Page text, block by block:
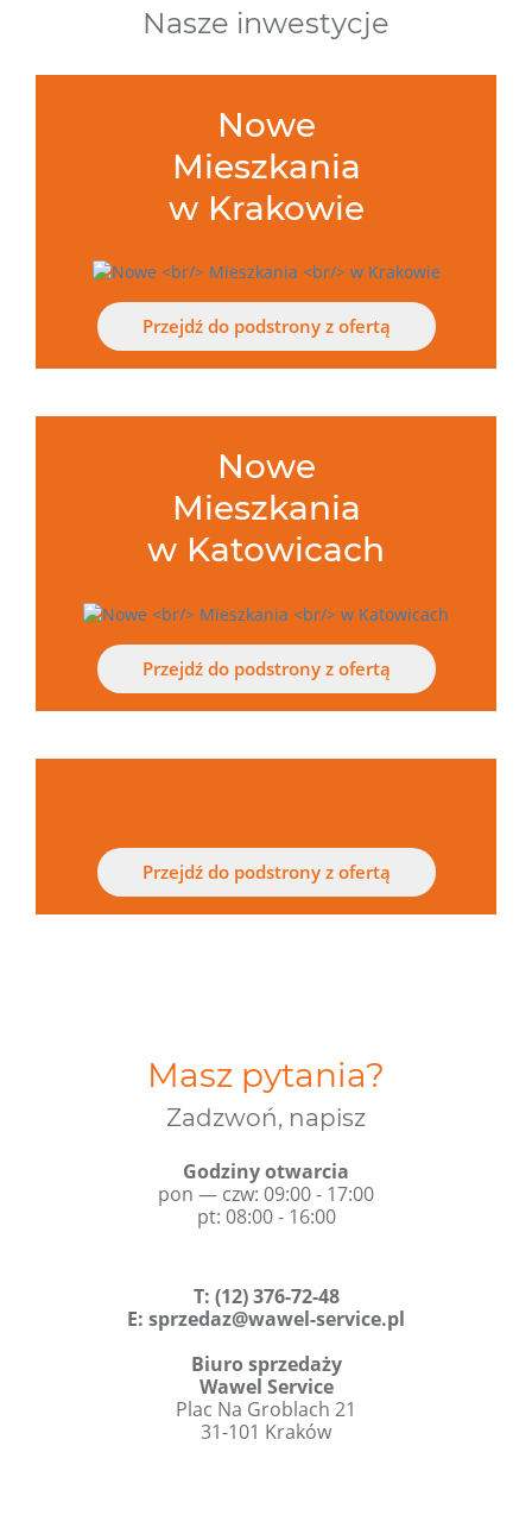
Nasze inwestycje
Nowe
Mieszkania
w Krakowie
Przejdź do podstrony z ofertą
Nowe
Mieszkania
w Katowicach
Przejdź do podstrony z ofertą
Przejdź do podstrony z ofertą
Masz pytania?
Zadzwoń, napisz
Godziny otwarcia
pon — czw: 09:00 - 17:00
pt: 08:00 - 16:00
T: (12) 376-72-48
E: sprzedaz@wawel-service.pl
Biuro sprzedaży
Wawel Service
Plac Na Groblach 21
31-101 Kraków